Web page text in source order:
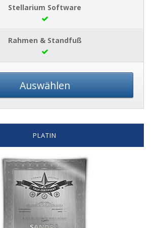
Auswählen
PLATIN